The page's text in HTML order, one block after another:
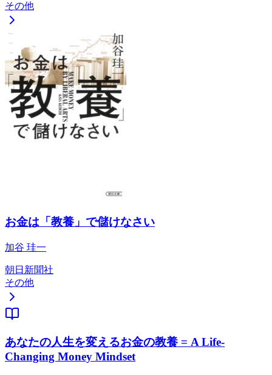
その他
お金は「教養」で儲けなさい
加谷 珪一
朝日新聞社
その他
あなたの人生を変えるお金の教養 = A Life-
Changing Money Mindset